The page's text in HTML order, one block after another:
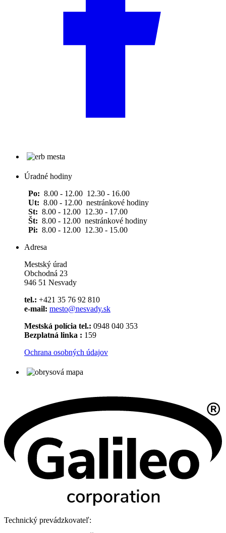
Úradné hodiny
Po: 8.00 - 12.00 12.30 - 16.00
Ut: 8.00 - 12.00 nestránkové hodiny
St: 8.00 - 12.00 12.30 - 17.00
Št: 8.00 - 12.00 nestránkové hodiny
Pi: 8.00 - 12.00 12.30 - 15.00
Adresa
Mestský úrad
Obchodná 23
946 51 Nesvady
tel.: +421 35 76 92 810
e-mail: mesto@nesvady.sk
Mestská polícia tel.: 0948 040 353
Bezplatná linka : 159
Ochrana osobných údajov
Technický prevádzkovateľ: